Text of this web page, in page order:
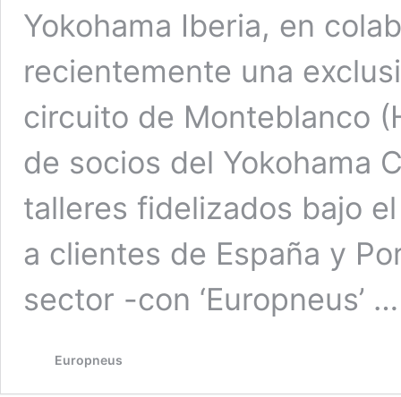
Yokohama Iberia, en
recientemente una
circuito de Monteblanco
de socios del Yokohama
talleres fidelizados bajo
a clientes de España y
sector -con ‘Europneus’
Europneus